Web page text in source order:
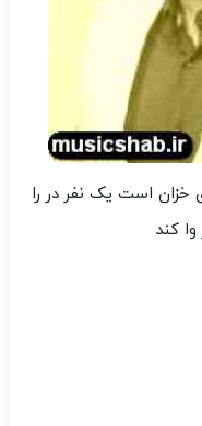
است یک نفر در را
کند